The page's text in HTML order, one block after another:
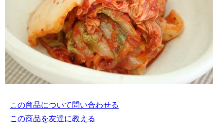
この商品について問い合わせる
この商品を友達に教える